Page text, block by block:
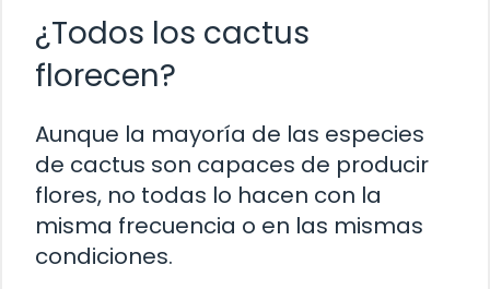
¿Todos los cactus
florecen?
Aunque la mayoría de las especies
de cactus son capaces de producir
flores, no todas lo hacen con la
misma frecuencia o en las mismas
condiciones.